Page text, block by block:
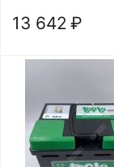
13 642 ₽